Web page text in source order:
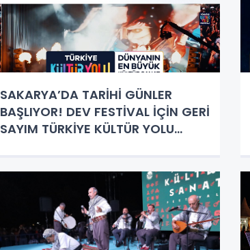
SAKARYA’DA TARİHİ GÜNLER
BAŞLIYOR! DEV FESTİVAL İÇİN GERİ
SAYIM TÜRKİYE KÜLTÜR YOLU
BAHÇESİ’Nİ SALLAYACAK DEV
KADRO